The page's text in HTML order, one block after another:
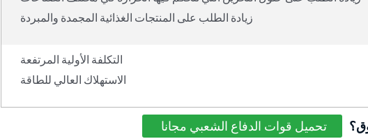
زيادة الطلب على المنتجات الغذائية المجمدة والمبردة
التكلفة الأولية المرتفعة
الاستهلاك العالي للطاقة
تحميل قوات الدفاع الشعبي مجانا